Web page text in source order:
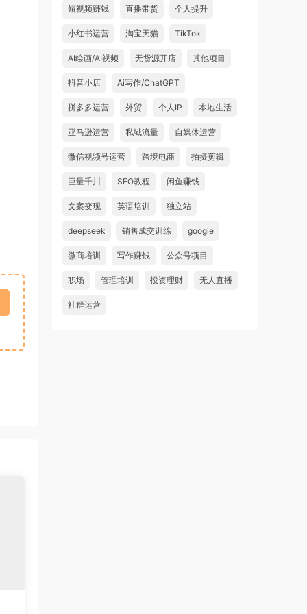
短视频赚钱 直播带货 个人提升
小红书运营 淘宝天猫 TikTok
AI绘画/AI视频 无货源开店 其他项目
抖音小店 Ai写作/ChatGPT
拼多多运营 外贸 个人IP 本地生活
亚马逊运营 私域流量 自媒体运营
微信视频号运营 跨境电商 拍摄剪辑
巨量千川 SEO教程 闲鱼赚钱
文案变现 英语培训 独立站
deepseek 销售成交训练 google
微商培训 写作赚钱 公众号项目
职场 管理培训 投资理财 无人直播
社群运营